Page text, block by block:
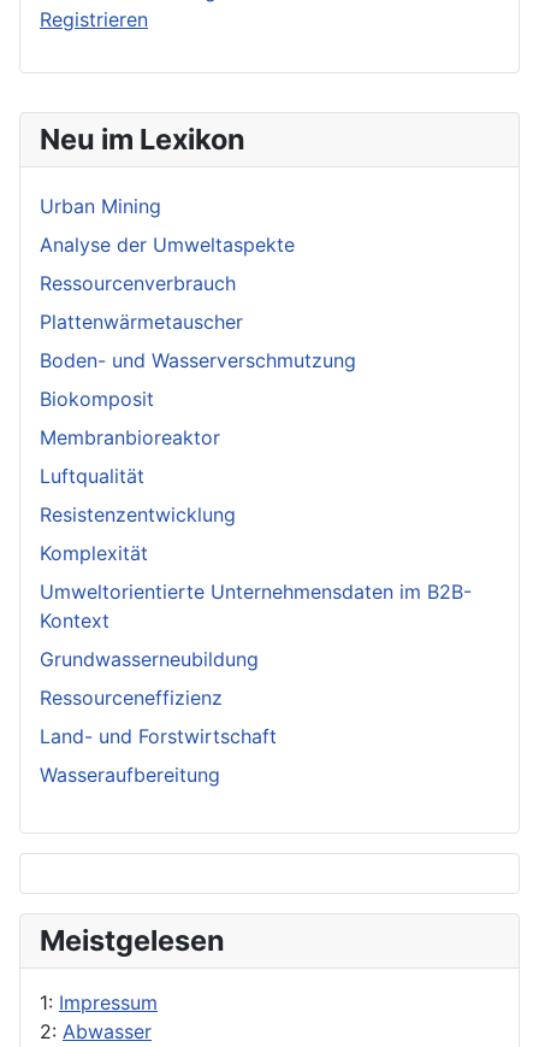
Neu im Lexikon
Urban Mining
Analyse der Umweltaspekte
Ressourcenverbrauch
Plattenwärmetauscher
Boden- und Wasserverschmutzung
Biokomposit
Membranbioreaktor
Luftqualität
Resistenzentwicklung
Komplexität
Umweltorientierte Unternehmensdaten im B2B-
Kontext
Grundwasserneubildung
Ressourceneffizienz
Land- und Forstwirtschaft
Wasseraufbereitung
Meistgelesen
1: Impressum
2: Abwasser
Registrieren